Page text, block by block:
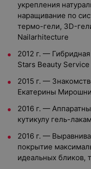
укрепления
наращивание по
термо-гели, 3D-
Nailarhitecture
2012 г. —
Stars Beauty Service
2015 г. —
Екатерины
2016 г. —
кутикулу гель-
2016 г. —
покрытие
идеальных бликов,